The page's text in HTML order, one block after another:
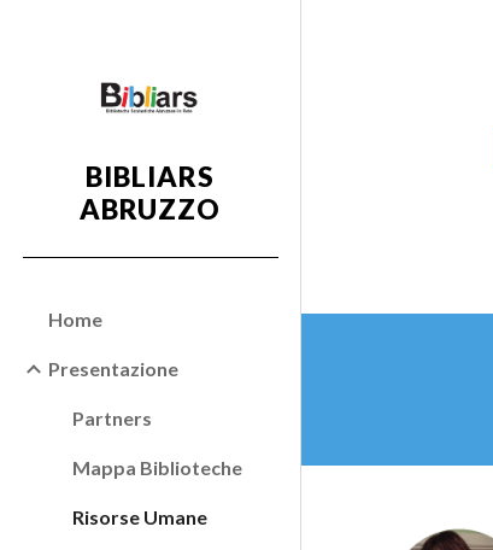
BIBLIARS
ABRUZZO
Home
Presentazione
Partners
Mappa Biblioteche
Risorse Umane